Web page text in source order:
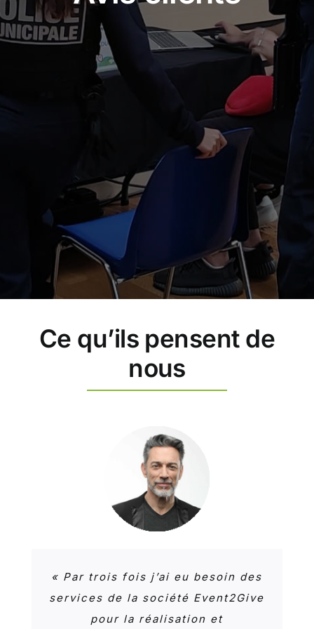
facebook
Ce qu’ils pensent de
nous
« Par trois fois j’ai eu besoin des
services de la société Event2Give
pour la réalisation et
l’instauration de notre partenariat
avec Event2Give, nous nous
félicitons de cette collaboration.
«La municipalité de la ville
d’Epône,dès son arrivée en 2014
a eu l’idée de lancer un festival